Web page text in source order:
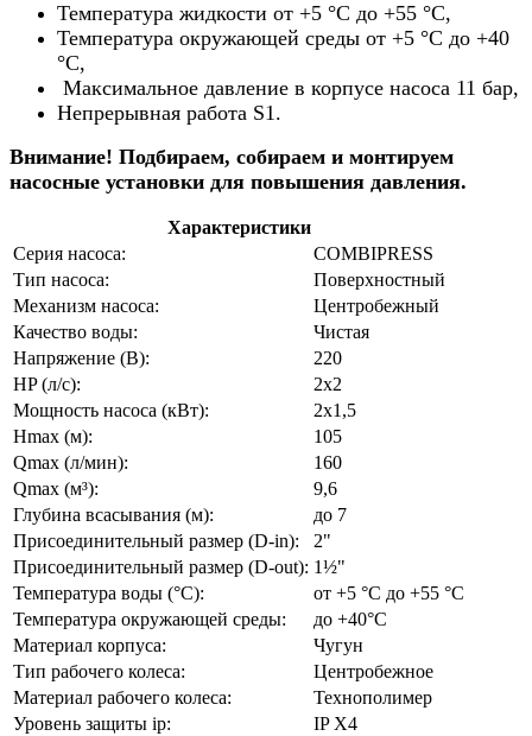
Температура жидкости от +5 °C до +55 °C,
Температура окружающей среды от +5 °C до +40
°C,
Максимальное давление в корпусе насоса 11 бар,
Непрерывная работа S1.
Внимание! Подбираем, собираем и монтируем
насосные установки для повышения давления.
Характеристики
Серия насоса:
COMBIPRESS
Тип насоса:
Поверхностный
Механизм насоса:
Центробежный
Качество воды:
Чистая
Напряжение (В):
220
HP (л/с):
2х2
Мощность насоса (кВт):
2х1,5
Hmax (м):
105
Qmax (л/мин):
160
Qmax (м³):
9,6
Глубина всасывания (м):
до 7
Присоединительный размер (D-in):
2"
Присоединительный размер (D-out): 1½"
Температура воды (°C):
от +5 °C до +55 °C
Температура окружающей среды:
до +40°C
Материал корпуса:
Чугун
Тип рабочего колеса:
Центробежное
Материал рабочего колеса:
Технополимер
Уровень защиты ip:
IP X4